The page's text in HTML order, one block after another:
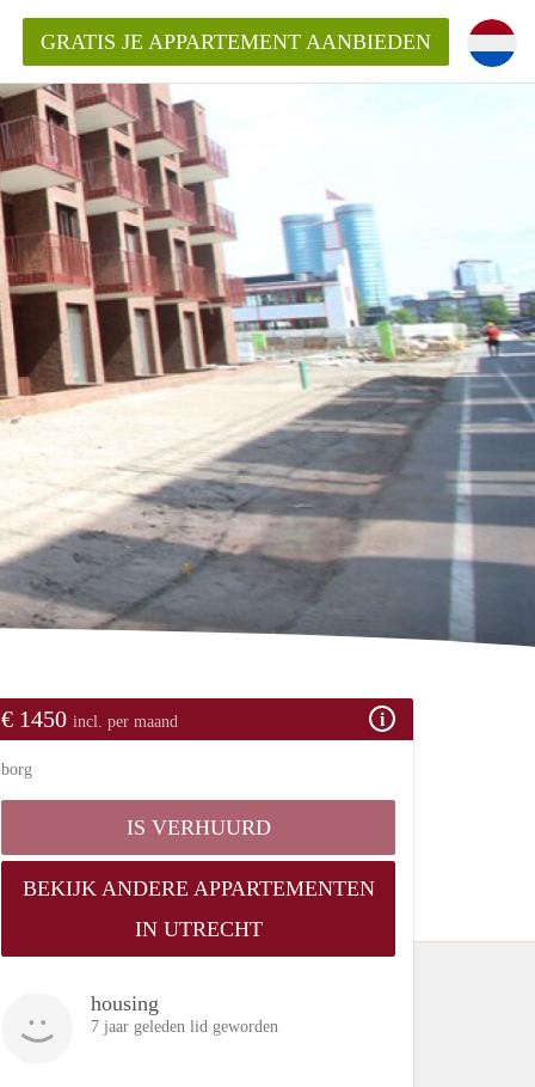
?
het aangeboden
GRATIS JE APPARTEMENT AANBIEDEN
€ 1450 incl. per maand
borg
IS VERHUURD
BEKIJK ANDERE APPARTEMENTEN
IN UTRECHT
housing
7 jaar geleden lid geworden